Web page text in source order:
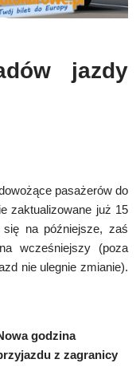
jazdy
pasażerów do
zaktualizowane już 15
na późniejsze, zaś
wcześniejszy (poza
nie ulegnie zmianie).
godzina
z zagranicy